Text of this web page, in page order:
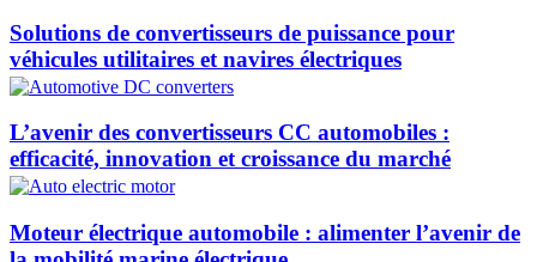
Solutions de convertisseurs de puissance pour
véhicules utilitaires et navires électriques
L’avenir des convertisseurs CC automobiles :
efficacité, innovation et croissance du marché
Moteur électrique automobile : alimenter l’avenir de